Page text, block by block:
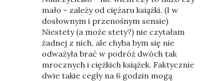
mało - zależy od ciężaru książki. (I w
dosłownym i przenośnym sensie)
Niestety (a może stety?) nie czytałam
żadnej z nich, ale chyba bym się nie
odważyła brać w podróż dwóch tak
mrocznych i ciężkich książek. Faktycznie
dwie takie cegły na 6 godzin mogą